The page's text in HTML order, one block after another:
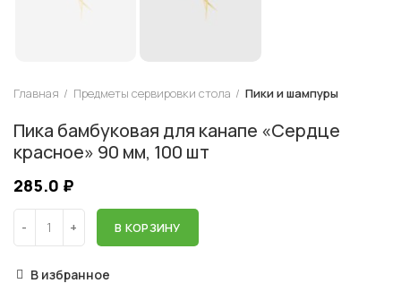
Главная Предметы сервировки стола Пики и шампуры
Пика бамбуковая для канапе «Сердце
красное» 90 мм, 100 шт
285.0 ₽
В КОРЗИНУ
В избранное